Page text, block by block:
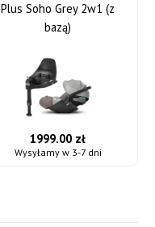
Plus Soho Grey 2w1 (z
bazą)
1999.00 zł
Wysyłamy w 3-7 dni